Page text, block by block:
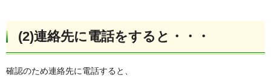
(2)連絡先に電話をすると・・・
確認のため連絡先に電話すると、